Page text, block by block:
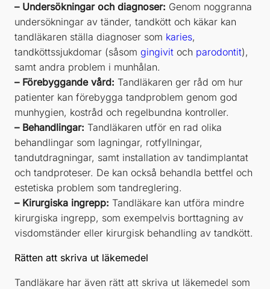
– Undersökningar och diagnoser: Genom noggranna
undersökningar av tänder, tandkött och käkar kan
tandläkaren ställa diagnoser som karies,
tandköttssjukdomar (såsom gingivit och parodontit),
samt andra problem i munhålan.
– Förebyggande vård: Tandläkaren ger råd om hur
patienter kan förebygga tandproblem genom god
munhygien, kostråd och regelbundna kontroller.
– Behandlingar: Tandläkaren utför en rad olika
behandlingar som lagningar, rotfyllningar,
tandutdragningar, samt installation av tandimplantat
och tandproteser. De kan också behandla bettfel och
estetiska problem som tandreglering.
– Kirurgiska ingrepp: Tandläkare kan utföra mindre
kirurgiska ingrepp, som exempelvis borttagning av
visdomständer eller kirurgisk behandling av tandkött.
Rätten att skriva ut läkemedel
Tandläkare har även rätt att skriva ut läkemedel som